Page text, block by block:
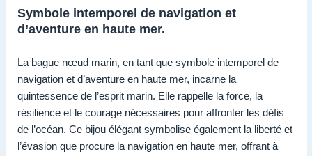
Symbole intemporel de navigation et
d’aventure en haute mer.
La bague nœud marin, en tant que symbole intemporel de
navigation et d’aventure en haute mer, incarne la
quintessence de l’esprit marin. Elle rappelle la force, la
résilience et le courage nécessaires pour affronter les défis
de l’océan. Ce bijou élégant symbolise également la liberté et
l’évasion que procure la navigation en haute mer, offrant à